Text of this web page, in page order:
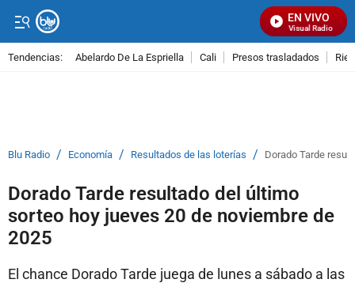
EN VIVO
Señal Visual Radio
Tendencias: Abelardo De La Espriella Cali Presos trasladados
Blu Radio / Economía / Resultados de las loterías / Dorado Tarde
Dorado Tarde resultado del último
sorteo hoy jueves 20 de noviembre de
2025
El chance Dorado Tarde juega de lunes a sábado a las